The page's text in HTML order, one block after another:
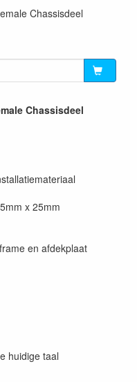
Chassisdeel
Chassisdeel
x 25mm
en afdekplaat
huidige taal